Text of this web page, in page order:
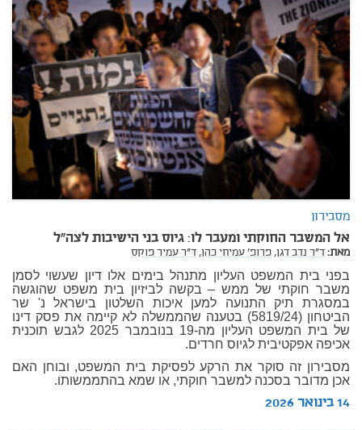
מסבירון
אל המשבר החוקתי ומעבר לו: גיוס בני הישיבות לצה"ל
מאת:ד"ר נדב דגן, פרופ' עמיחי כהן, ד"ר עמיר פוקס
בפני בית המשפט העליון מתנהל בימים אלו דיון שעשוי לסמן
משבר חוקתי של ממש – בקשה לביזיון בית משפט שהוגשה
במסגרת תיק התנועה למען איכות השלטון בישראל נ' שר
הביטחון (5819/24) בטענה שהממשלה לא קיימה את פסק דינו
של בית המשפט העליון מה-19 בנובמבר 2025 לגבש תוכנית
אכיפה אפקטיבית לגיוס חרדים.
מסבירון זה סוקר את הרקע לפסיקת בית המשפט, ובוחן האם
אכן מדובר בסכנה למשבר חוקתי, או שמא בהתממשותו.
14 בינואר 2026